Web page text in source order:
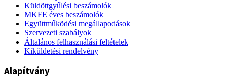
Küldöttgyűlési beszámolók
MKFE éves beszámolók
Együttműködési megállapodások
Szervezeti szabályok
Általános felhasználási feltételek
Kiküldetési rendelvény
Alapítvány